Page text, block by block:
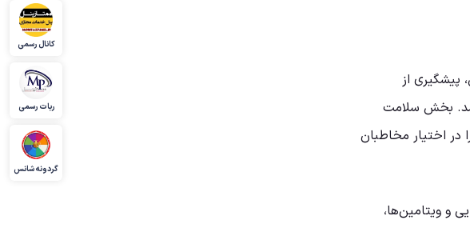
پیشگیری از
بخش سلامت
در اختیار مخاطبان
و ویتامین‌ها،
کانال رسمی
ربات رسمی
گردونه شانس